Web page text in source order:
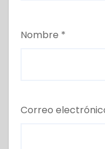
Nombre *
Correo